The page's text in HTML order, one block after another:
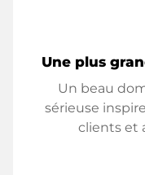
Une plus
Un beau
sérieuse
clients et